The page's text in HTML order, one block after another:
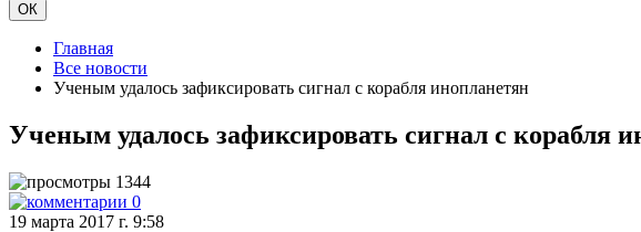
ОК
Главная
Все новости
Ученым удалось зафиксировать сигнал с корабля инопланетян
Ученым удалось зафиксировать сигнал с корабля
1344
0
19 марта 2017 г. 9:58